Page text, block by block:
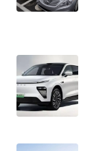
AKHLAK
ID